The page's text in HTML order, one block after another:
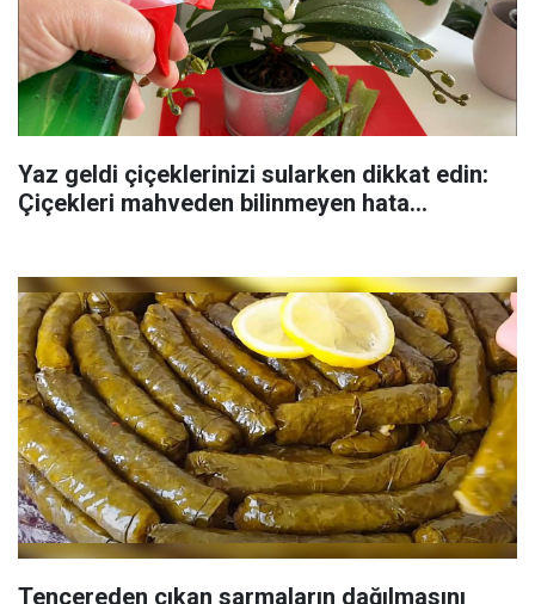
Yaz geldi çiçeklerinizi sularken dikkat edin:
Çiçekleri mahveden bilinmeyen hata...
Tencereden çıkan sarmaların dağılmasını